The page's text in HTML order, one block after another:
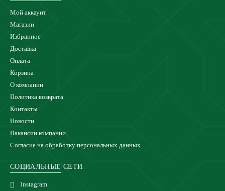
Мой аккаунт
Магазин
Избранное
Доставка
Оплата
Корзина
О компании
Политика возврата
Контакты
Новости
Вакансии компании
Согласие на обработку персональных данных
СОЦИАЛЬНЫЕ СЕТИ
Instagram